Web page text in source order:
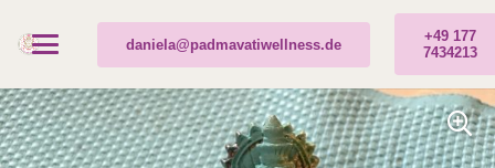
daniela@padmavatiwellness.de
+49 177
7434213